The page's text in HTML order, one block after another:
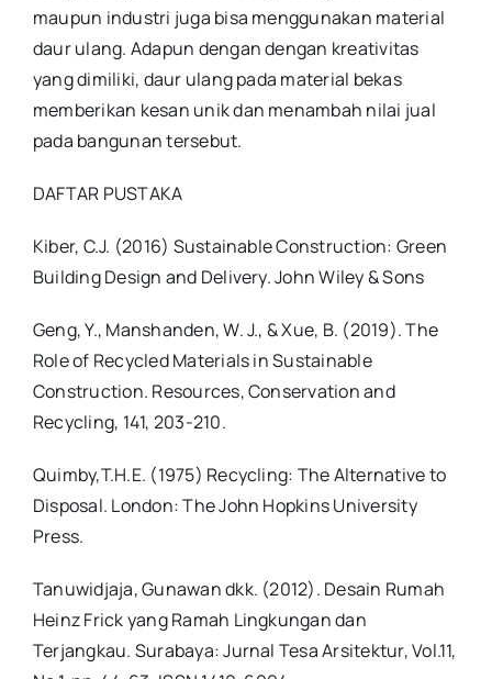
maupun industri juga bisa menggunakan material
daur ulang. Adapun dengan dengan kreativitas
yang dimiliki, daur ulang pada material bekas
memberikan kesan unik dan menambah nilai jual
pada bangunan tersebut.
DAFTAR PUSTAKA
Kiber, C.J. (2016) Sustainable Construction: Green
Building Design and Delivery. John Wiley & Sons
Geng, Y., Manshanden, W. J., & Xue, B. (2019). The
Role of Recycled Materials in Sustainable
Construction. Resources, Conservation and
Recycling, 141, 203-210.
Quimby,T.H.E. (1975) Recycling: The Alternative to
Disposal. London: The John Hopkins University
Press.
Tanuwidjaja, Gunawan dkk. (2012). Desain Rumah
Heinz Frick yang Ramah Lingkungan dan
Terjangkau. Surabaya: Jurnal Tesa Arsitektur, Vol.11,